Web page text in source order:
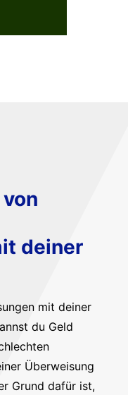
deiner
mit deiner
du Geld
Überweisung
Grund dafür ist,